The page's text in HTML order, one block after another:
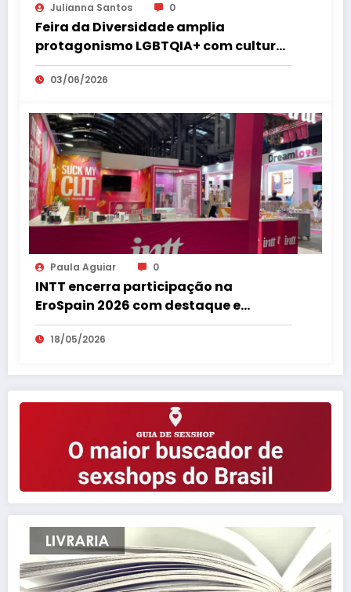
Julianna Santos 0
Feira da Diversidade amplia
protagonismo LGBTQIA+ com cultura,
empreendedorismo, cidadania e
espaço 18+ no coração de São Paulo
03/06/2026
Paula Aguiar 0
INTT encerra participação na
EroSpain 2026 com destaque e
repercussão internacional
18/05/2026